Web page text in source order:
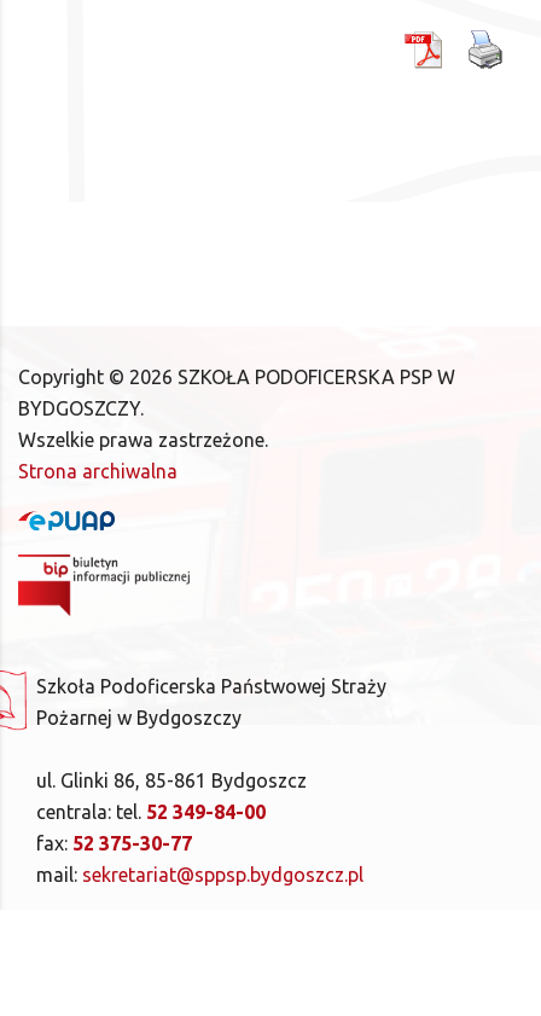
Copyright © 2026 SZKOŁA PODOFICERSKA PSP W
BYDGOSZCZY.
Wszelkie prawa zastrzeżone.
Strona archiwalna
Szkoła Podoficerska Państwowej Straży
Pożarnej w Bydgoszczy
ul. Glinki 86, 85-861 Bydgoszcz
centrala: tel. 52 349-84-00
fax: 52 375-30-77
mail: sekretariat@sppsp.bydgoszcz.pl